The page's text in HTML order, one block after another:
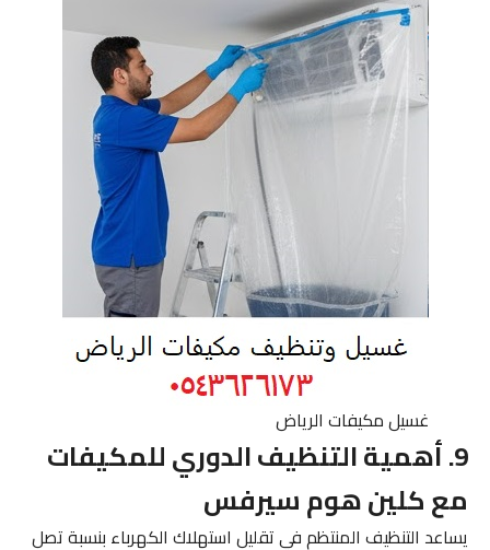
غسيل مكيفات الرياض
9. أهمية التنظيف الدوري للمكيفات
مع كلين هوم سيرفس
يساعد التنظيف المنتظم في تقليل استهلاك الكهرباء بنسبة تصل